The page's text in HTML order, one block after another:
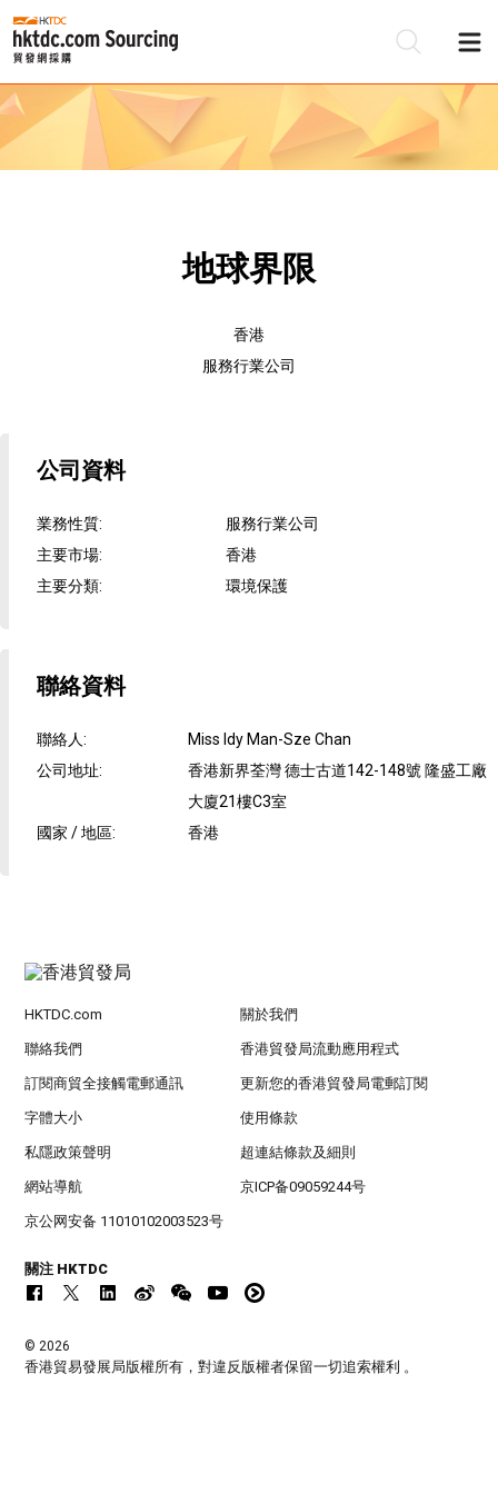
地球界限
香港
服務行業公司
公司資料
業務性質:
服務行業公司
主要市場:
香港
主要分類: 環境保護
聯絡資料
聯絡人:
Miss Idy Man-Sze Chan
公司地址:
香港新界荃灣 德士古道142-148號 隆盛工廠
大廈21樓C3室
國家 / 地區: 香港
HKTDC.com 關於我們
聯絡我們 香港貿發局流動應用程式
訂閱商貿全接觸電郵通訊 更新您的香港貿發局電郵訂閱
字體大小 使用條款
私隱政策聲明 超連結條款及細則
網站導航 京ICP备09059244号
京公网安备 11010102003523号
關注 HKTDC
© 2026
香港貿易發展局版權所有，對違反版權者保留一切追索權利 。